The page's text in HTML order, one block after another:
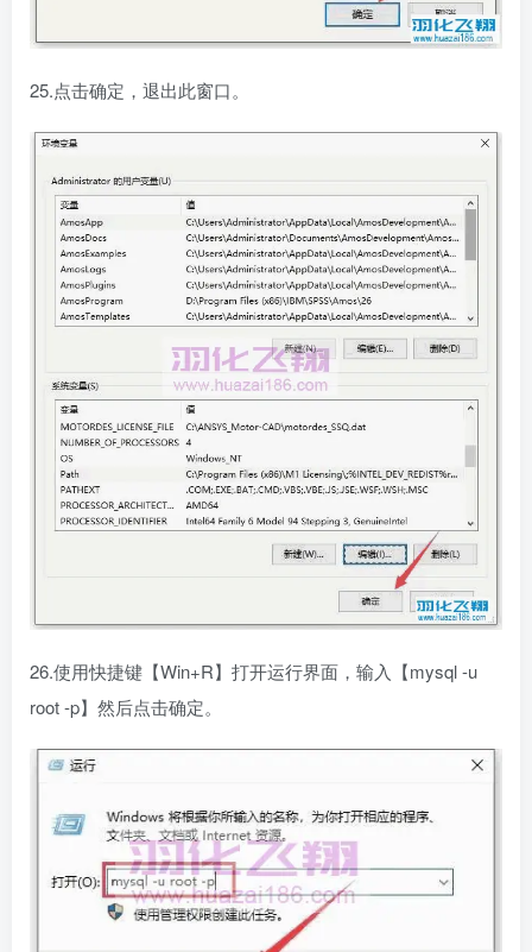
25.点击确定，退出此窗口。
26.使用快捷键【Win+R】打开运行界面，输入【mysql -u
root -p】然后点击确定。